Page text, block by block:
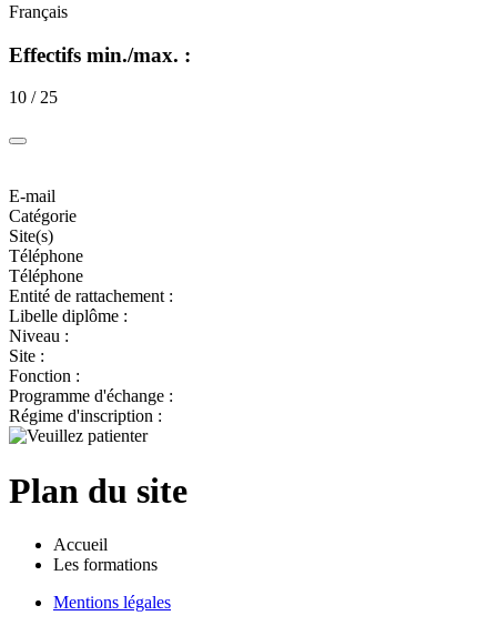
Français
Effectifs min./max. :
10 / 25
E-mail
Catégorie
Site(s)
Téléphone
Téléphone
Entité de rattachement :
Libelle diplôme :
Niveau :
Site :
Fonction :
Programme d'échange :
Régime d'inscription :
Plan du site
Accueil
Les formations
Mentions légales